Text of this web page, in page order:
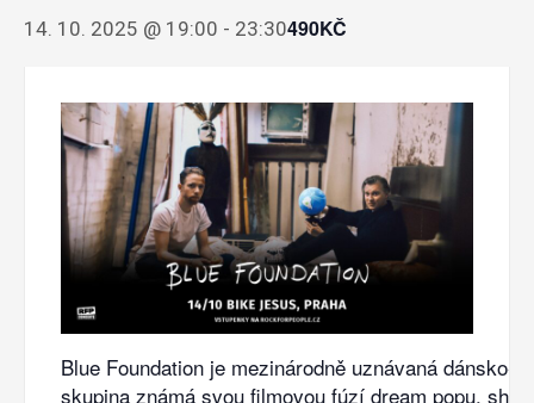
14. 10. 2025 @ 19:00 - 23:30490KČ
Blue Foundation je mezinárodně uznávaná dánsko-
skupina známá svou filmovou fúzí dream popu,